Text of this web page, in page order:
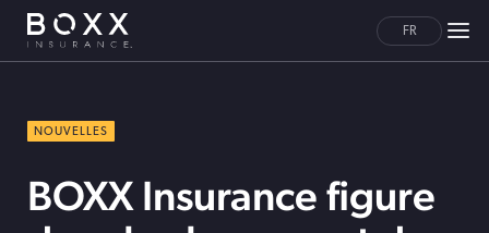
FR
NOUVELLES
BOXX Insurance figure